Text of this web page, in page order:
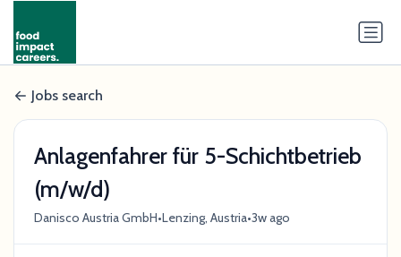
Jobs search
Anlagenfahrer für 5-Schichtbetrieb
(m/w/d)
Danisco Austria GmbH•Lenzing, Austria•3w ago